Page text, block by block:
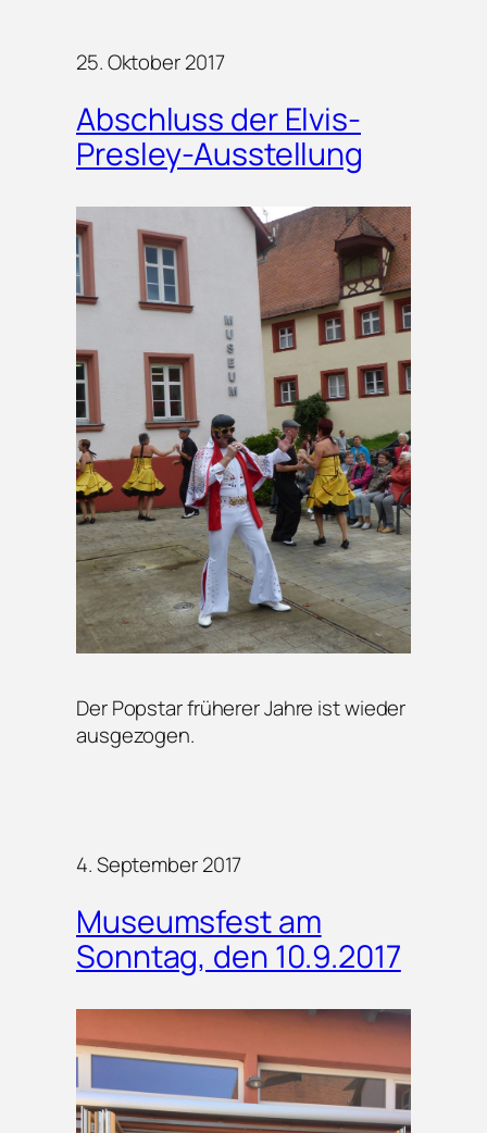
25. Oktober 2017
Abschluss der Elvis-
Presley-Ausstellung
Der Popstar früherer Jahre ist wieder
ausgezogen.
4. September 2017
Museumsfest am
Sonntag, den 10.9.2017